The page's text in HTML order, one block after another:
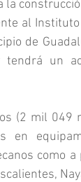
la
al
de
tendrá un
(2 mil 049
como